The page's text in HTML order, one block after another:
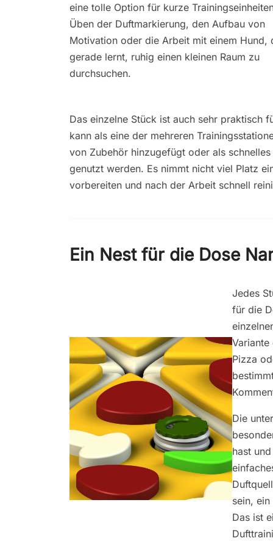
eine tolle Option für kurze
Üben der Duftmarkierung, den Aufbau von
Motivation oder die Arbeit mit einem Hund,
gerade lernt, ruhig einen kleinen Raum zu
durchsuchen.
Das einzelne Stück ist auch sehr praktisch
kann als eine der mehreren
von Zubehör hinzugefügt oder als
genutzt werden. Es nimmt nicht viel Platz
vorbereiten und nach der Arbeit schnell
Ein Nest für die Dose
Jedes
für die
Pizza
Die
hast
sein,
Das ist